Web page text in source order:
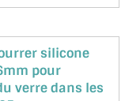
silicone
pour
verre dans les